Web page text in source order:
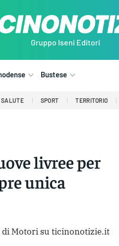
Gruppo Iseni Editori
Bustese
SALUTE SPORT TERRITORIO
livree per
unica
Motori su ticinonotizie.it